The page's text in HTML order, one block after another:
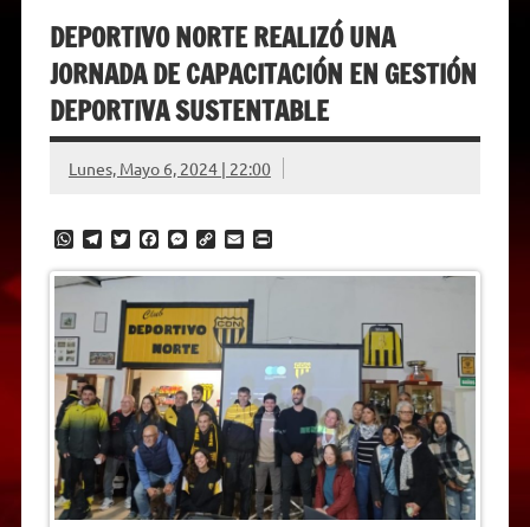
DEPORTIVO NORTE REALIZÓ UNA
JORNADA DE CAPACITACIÓN EN GESTIÓN
DEPORTIVA SUSTENTABLE
Lunes, Mayo 6, 2024 | 22:00
W
a
s
A
p
p
T
l
g
r
a
m
T
i
t
t
e
F
c
e
b
o
o
k
M
s
s
e
n
g
e
r
C
p
y
L
i
n
k
E
a
i
l
P
i
r
i
e
n
d
l
y